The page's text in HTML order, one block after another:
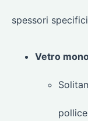
spessori
Vetro